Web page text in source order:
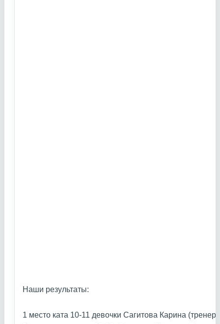
Наши результаты:
1 место ката 10-11 девочки Сагитова Карина